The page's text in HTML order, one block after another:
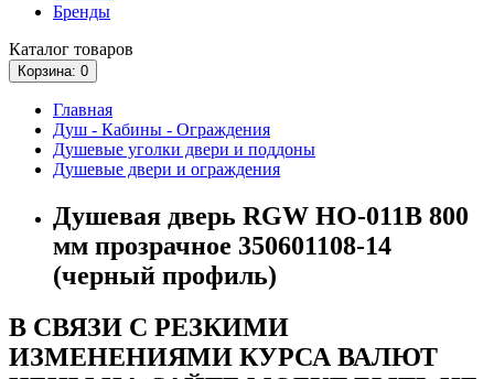
Бренды
Каталог товаров
Корзина: 0
Главная
Душ - Кабины - Ограждения
Душевые уголки двери и поддоны
Душевые двери и ограждения
Душевая дверь RGW HO-011B 800
мм прозрачное 350601108-14
(черный профиль)
В СВЯЗИ С РЕЗКИМИ
ИЗМЕНЕНИЯМИ КУРСА ВАЛЮТ